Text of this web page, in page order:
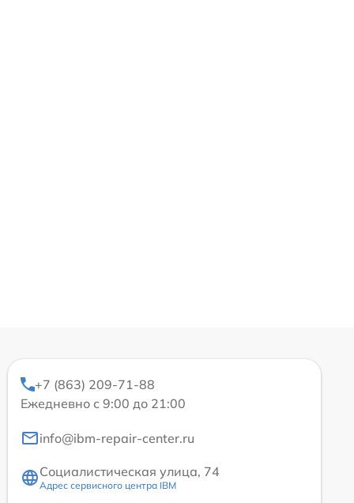
+7 (863) 209-71-88
Ежедневно с 9:00 до 21:00
info@ibm-repair-center.ru
Социалистическая улица, 74
Адрес сервисного центра IBM